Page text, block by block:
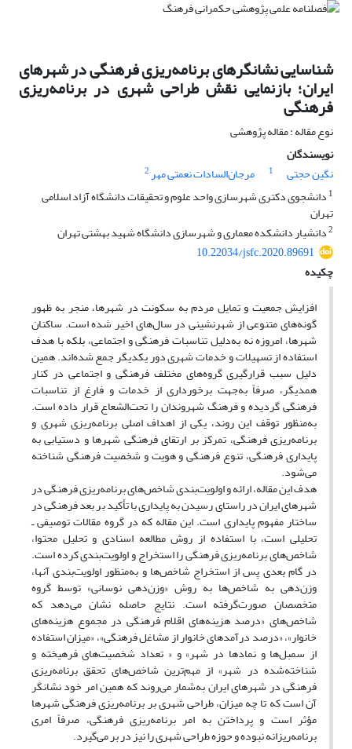
شناسایی نشانگرهای برنامه‌ریزی فرهنگی در شهرهای
ایران؛ بازنمایی نقش طراحی شهری در برنامه‌ریزی
فرهنگی
نوع مقاله : مقاله پژوهشی
نویسندگان
نگین حجتی
1 مرجان‌السادات نعمتی مهر2
1 دانشجوی دکتری شهرسازی واحد علوم و تحقیقات دانشگاه آزاد اسلامی
تهران
2دانشیار دانشکده معماری و شهرسازی دانشگاه شهید بهشتی تهران
10.22034/jsfc.2020.89691
چکیده
افزایش جمعیت و تمایل مردم به سکونت در شهرها، منجر به ظهور
گونه‌های متنوعی از شهرنشینی در سال‌های اخیر شده‌ است. ساکنان
شهرها، امروزه نه به‌دلیل تناسبات فرهنگی و اجتماعی، بلکه با هدف
استفاده از تسهیلات و خدمات شهری دور یکدیگر جمع شده‌اند. همین
دلیل سبب قرارگیری گروه‌های مختلف فرهنگی و اجتماعی در کنار
همدیگر، صرفاً به‌جهت برخورداری از خدمات و فارغ از تناسبات
فرهنگی گردیده و فرهنگ شهروندان را تحت‌الشعاع قرار داده است.
به‌منظور توقف این روند، یکی از اهداف اصلی برنامه‌ریزی شهری و
برنامه‌ریزی فرهنگی، تمرکز بر ارتقای فرهنگی شهر‌ها و دستیابی به
پایداری فرهنگی، تنوع فرهنگی و هویت و شخصیت فرهنگی شناخته
می‌شود.
هدف این مقاله، ارائه و اولویت‌بندی شاخص‌های برنامه‌ریزی فرهنگی در
شهر‌های ایران در راستای رسیدن به پایداری با تأکید بر بعد فرهنگی در
ساختار مفهوم پایداری است. این مقاله که در گروه مقالات توصیفی ـ
تحلیلی است، با استفاده از روش مطالعه اسنادی و تحلیل محتوا،
شاخص‌های برنامه‌ریزی فرهنگی را استخراج و اولویت‌بندی کرده ‌است.
در گام بعدی پس از استخراج شاخص‌ها و به‌منظور اولویت‌بندی آنها،
وزن‌دهی به شاخص‌ها به روش «وزن‌دهی نوسانی» توسط گروه
متخصصان صورت‌گرفته ‌است. نتایج حاصله نشان می‌دهد که
شاخص‌های «درصد هزینه‌های اقلام فرهنگی در مجموع هزینه‌های
خانوار»، «درصد درآمد‌های خانوار از مشاغل فرهنگی»، «میزان استفاده
از سمبل‌ها و نماد‌ها در شهر» و « تعداد شخصیت‌های فرهیخته و
شناخته‌شده در شهر» از مهم‌ترین شاخص‌های تحقق برنامه‌ریزی
فرهنگی در شهر‌های ایران به‌شمار می‌روند که همین امر خود نشانگر
آن است که تا چه میزان، طراحی شهری بر برنامه‌ریزی فرهنگی شهر‌ها
مؤثر است و پرداختن به امر برنامه‌ریزی فرهنگی، صرفاً امری
برنامه‌ریزانه نبوده و حوزه طراحی شهری را نیز در بر می‌گیرد.